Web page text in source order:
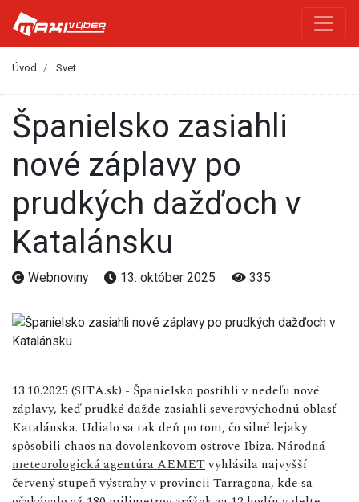
Úvod Svet
Španielsko zasiahli
nové záplavy po
prudkých dažďoch v
Katalánsku
Webnoviny 13. október 2025 335
13.10.2025 (SITA.sk) - Španielsko postihli v nedeľu nové
záplavy, keď prudké dažde zasiahli severovýchodnú oblasť
Katalánska. Udialo sa tak deň po tom, čo silné lejaky
spôsobili chaos na dovolenkovom ostrove Ibiza. Národná
meteorologická agentúra AEMETvyhlásila najvyšší
červený stupeň výstrahy v provincii Tarragona, kde sa